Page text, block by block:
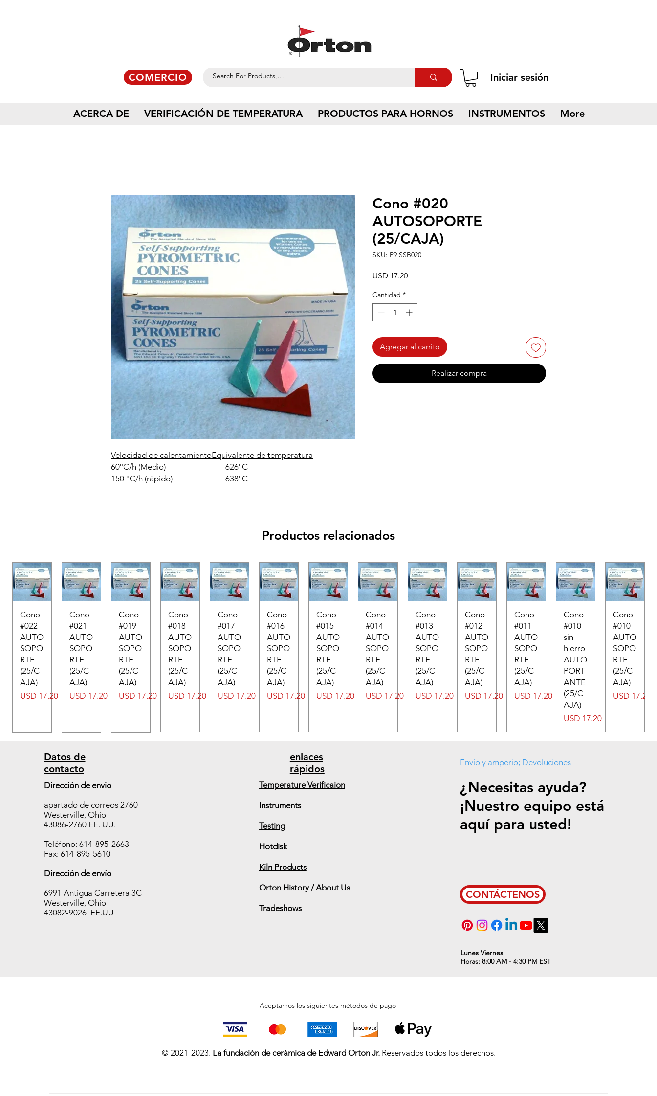
COMERCIO Iniciar sesión
ACERCA DE VERIFICACIÓN DE TEMPERATURA PRODUCTOS PARA HORNOS INSTRUMENTOS More
Velocidad de calentamientoEquivalente de temperatura
60°C/h (Medio)
626°C
150 °C/h (rápido)
638°C
Cono #020
AUTOSOPORTE
(25/CAJA)
SKU: P9 SSB020
USD 17.20Precio
Cantidad *
Agregar al carrito
Realizar compra
Productos relacionados
Cono
#022
AUTO
SOPO
RTE
(25/C
AJA)
Precio
USD 17.20
Cono
#021
AUTO
SOPO
RTE
(25/C
AJA)
Precio
USD 17.20
Cono
#019
AUTO
SOPO
RTE
(25/C
AJA)
Precio
USD 17.20
Cono
#018
AUTO
SOPO
RTE
(25/C
AJA)
Precio
USD 17.20
Cono
#017
AUTO
SOPO
RTE
(25/C
AJA)
Precio
USD 17.20
Cono
#016
AUTO
SOPO
RTE
(25/C
AJA)
Precio
USD 17.20
Cono
#015
AUTO
SOPO
RTE
(25/C
AJA)
Precio
USD 17.20
Cono
#014
AUTO
SOPO
RTE
(25/C
AJA)
Precio
USD 17.20
Cono
#013
AUTO
SOPO
RTE
(25/C
AJA)
Precio
USD 17.20
Cono
#012
AUTO
SOPO
RTE
(25/C
AJA)
Precio
USD 17.20
Cono
#011
AUTO
SOPO
RTE
(25/C
AJA)
Precio
USD 17.20
Cono
#010
sin
hierro
AUTO
PORT
ANTE
(25/C
AJA)
Precio
USD 17.20
Cono
#010
AUTO
SOPO
RTE
(25/C
AJA)
Precio
USD 17.20
USD 17.20
Cono
AUTO
SOPO
RTE
(25/C
AJA)
Sin
PORT
Precio
USD 17.20
Datos de
contacto
Dirección de envio
apartado de correos 2760
Westerville, Ohio
43086-2760 EE. UU.
Teléfono: 614-895-2663
Fax: 614-895-5610
Dirección de envío
6991 Antigua Carretera 3C
Westerville, Ohio
43082-9026 EE.UU
enlaces
rápidos
Temperature Verificaion
Instruments
Testing
Hotdisk
Kiln Products
Orton History / About Us
Tradeshows
Envío y amperio; Devoluciones
¿Necesitas ayuda?
¡Nuestro equipo está
aquí para usted!
CONTÁCTENOS
Lunes Viernes
Horas: 8:00 AM - 4:30 PM EST
Aceptamos los siguientes métodos de pago
© 2021-2023. La fundación de cerámica de Edward Orton Jr.Reservados todos los derechos.